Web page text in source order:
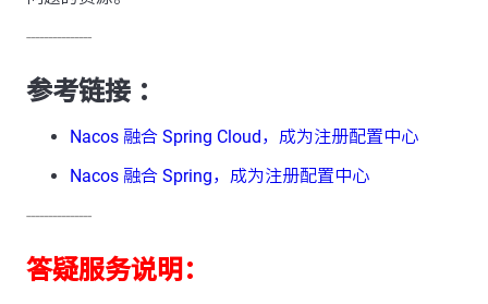
---------------
参考链接 ：
Nacos 融合 Spring Cloud，成为注册配置中心
Nacos 融合 Spring，成为注册配置中心
---------------
答疑服务说明：